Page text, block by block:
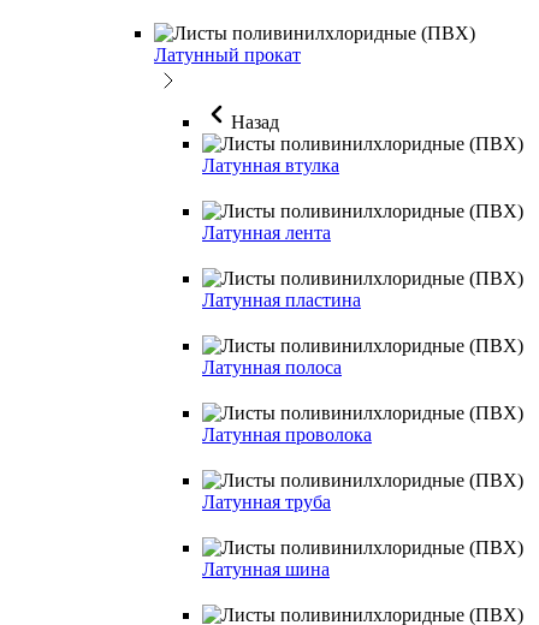
Латунный прокат
Назад
Латунная втулка
Латунная лента
Латунная пластина
Латунная полоса
Латунная проволока
Латунная труба
Латунная шина